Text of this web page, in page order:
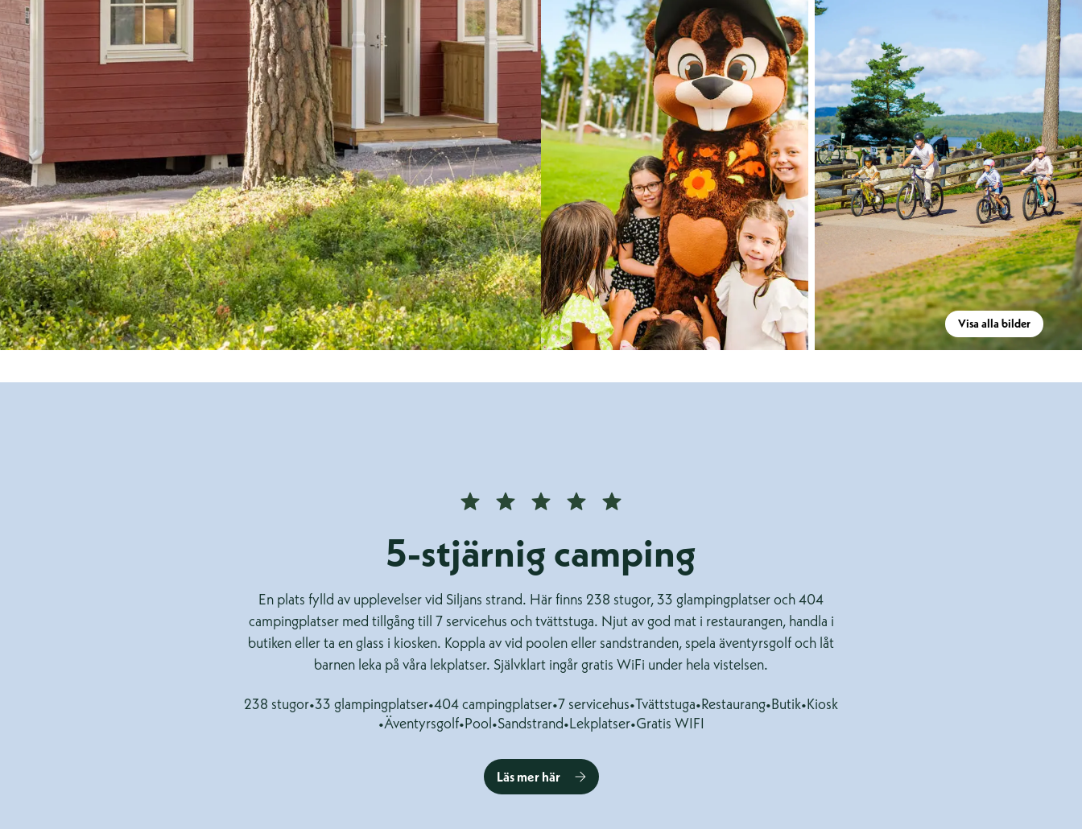
Visa alla bilder
5-stjärnig camping
En plats fylld av upplevelser vid Siljans strand. Här finns 238 stugor, 33 glampingplatser och 404
campingplatser med tillgång till 7 servicehus och tvättstuga. Njut av god mat i restaurangen, handla i
butiken eller ta en glass i kiosken. Koppla av vid poolen eller sandstranden, spela äventyrsgolf och låt
barnen leka på våra lekplatser. Självklart ingår gratis WiFi under hela vistelsen.
238 stugor•33 glampingplatser•404 campingplatser•7 servicehus•Tvättstuga•Restaurang•Butik•Kiosk
•Äventyrsgolf•Pool•Sandstrand•Lekplatser•Gratis WIFI
Läs mer här